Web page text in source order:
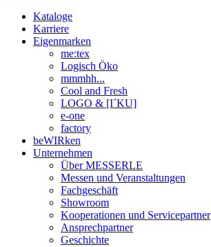
Kataloge
Karriere
Eigenmarken
me:tex
Logisch Öko
mmmhh...
Cool and Fresh
LOGO & [I´KU]
e-one
factory
beWIRken
Unternehmen
Über MESSERLE
Messen und Veranstaltungen
Fachgeschäft
Showroom
Kooperationen und Servicepartner
Ansprechpartner
Geschichte